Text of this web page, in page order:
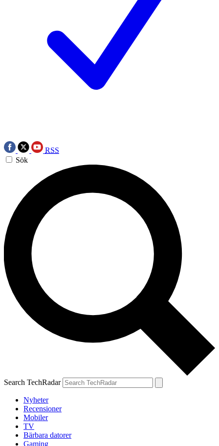
RSS
Sök
Search TechRadar
Nyheter
Recensioner
Mobiler
TV
Bärbara datorer
Gaming